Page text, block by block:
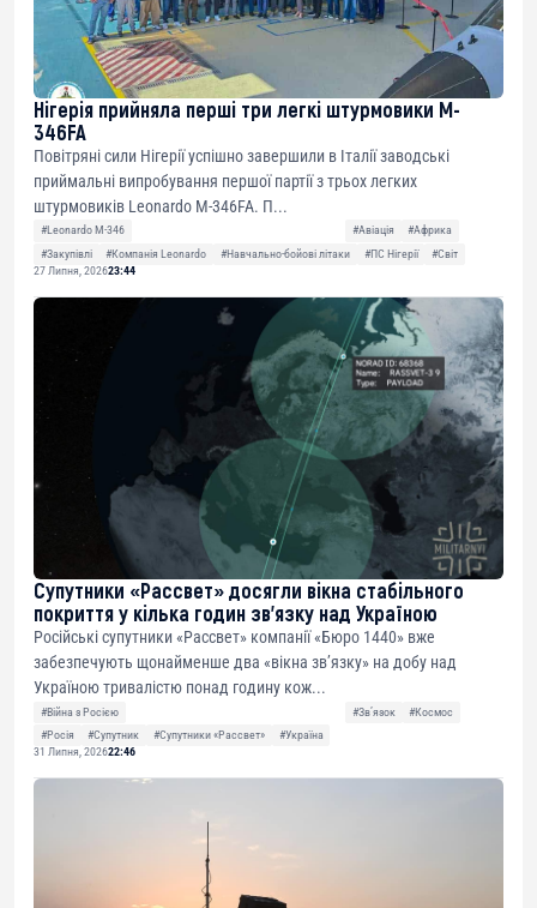
Нігерія прийняла перші три легкі штурмовики M-
346FA
Повітряні сили Нігерії успішно завершили в Італії заводські
приймальні випробування першої партії з трьох легких
штурмовиків Leonardo M-346FA. П...
#Leonardo M-346 #Авіація
#Африка
#Закупівлі
#Компанія Leonardo #Навчально-бойові літаки #ПС Нігерії
#Світ
27 Липня, 202623:44
Супутники «Рассвет» досягли вікна стабільного
покриття у кілька годин зв’язку над Україною
Російські супутники «Рассвет» компанії «Бюро 1440» вже
забезпечують щонайменше два «вікна зв’язку» на добу над
Україною тривалістю понад годину кож...
#Війна з Росією #Звʼязок
#Космос
#Росія
#Супутник #Супутники «Рассвет»
#Україна
31 Липня, 202622:46